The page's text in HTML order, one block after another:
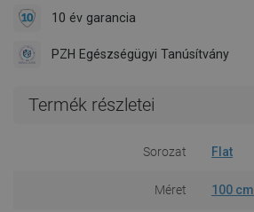
10 év garancia
PZH Egészségügyi Tanúsítvány
Termék részletei
Sorozat Flat
Méret 100 cm